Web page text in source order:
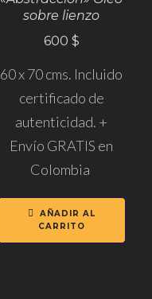
sobre lienzo
600 $
60 x 70 cms. Incluido
certificado de
autenticidad. +
Envío GRATIS en
Colombia
AÑADIR AL
CARRITO